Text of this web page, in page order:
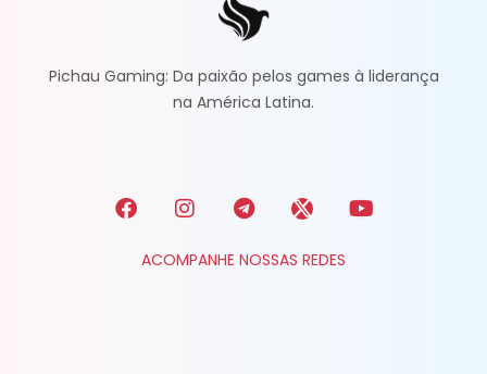
Pichau Gaming: Da paixão pelos games à liderança
na América Latina.
ACOMPANHE NOSSAS REDES